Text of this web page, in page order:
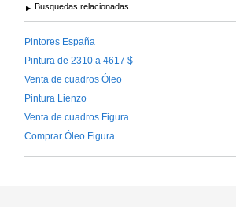
Busquedas relacionadas
Pintores España
Pintura de 2310 a 4617 $
Venta de cuadros Óleo
Pintura Lienzo
Venta de cuadros Figura
Comprar Óleo Figura